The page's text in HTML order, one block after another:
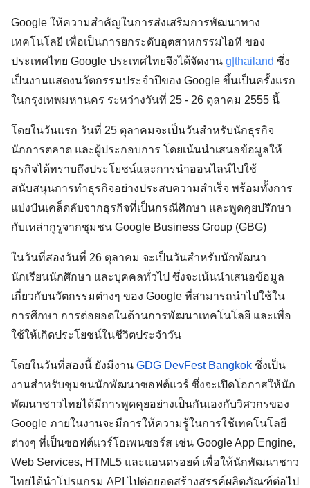
Google ให้ความสำคัญในการส่งเสริมการพัฒนาทาง
เทคโนโลยี เพื่อเป็นการยกระดับอุตสาหกรรมไอที ของ
ประเทศไทย Google ประเทศไทยจึงได้จัดงาน g|thailand ซึ่ง
เป็นงานแสดงนวัตกรรมประจำปีของ Google ขึ้นเป็นครั้งแรก
ในกรุงเทพมหานคร ระหว่างวันที่ 25 - 26 ตุลาคม 2555 นี้
โดยในวันแรก วันที่ 25 ตุลาคมจะเป็นวันสำหรับนักธุรกิจ
นักการตลาด และผู้ประกอบการ โดยเน้นนำเสนอข้อมูลให้
ธุรกิจได้ทราบถึงประโยชน์และการนำออนไลน์ไปใช้
สนับสนุนการทำธุรกิจอย่างประสบความสำเร็จ พร้อมทั้งการ
แบ่งปันเคล็ดลับจากธุรกิจที่เป็นกรณีศึกษา และพูดคุยปรึกษา
กับเหล่ากูรูจากชุมชน Google Business Group (GBG)
ในวันที่สองวันที่ 26 ตุลาคม จะเป็นวันสำหรับนักพัฒนา
นักเรียนนักศึกษา และบุคคลทั่วไป ซึ่งจะเน้นนำเสนอข้อมูล
เกี่ยวกับนวัตกรรมต่างๆ ของ Google ที่สามารถนำไปใช้ใน
การศึกษา การต่อยอดในด้านการพัฒนาเทคโนโลยี และเพื่อ
ใช้ให้เกิดประโยชน์ในชีวิตประจำวัน
โดยในวันที่สองนี้ ยังมีงาน GDG DevFest Bangkok ซึ่งเป็น
งานสำหรับชุมชนนักพัฒนาซอฟต์แวร์ ซึ่งจะเปิดโอกาสให้นัก
พัฒนาชาวไทยได้มีการพูดคุยอย่างเป็นกันเองกับวิศวกรของ
Google ภายในงานจะมีการให้ความรู้ในการใช้เทคโนโลยี
ต่างๆ ที่เป็นซอฟต์แวร์โอเพนซอร์ส เช่น Google App Engine,
Web Services, HTML5 และแอนดรอยด์ เพื่อให้นักพัฒนาชาว
ไทยได้นำโปรแกรม API ไปต่อยอดสร้างสรรค์ผลิตภัณฑ์ต่อไป